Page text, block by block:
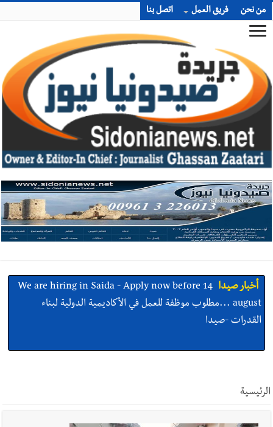
من نحن فريق العمل اتصل بنا
august ...مطلوب موظفة للعمل في الأكاديمية الدولية لبناء
القدرات -صيدا
الرئيسية